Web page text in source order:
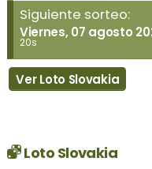
Siguiente sorteo:
Viernes, 07 agosto
20s
Ver Loto Slovakia
Loto Slovakia